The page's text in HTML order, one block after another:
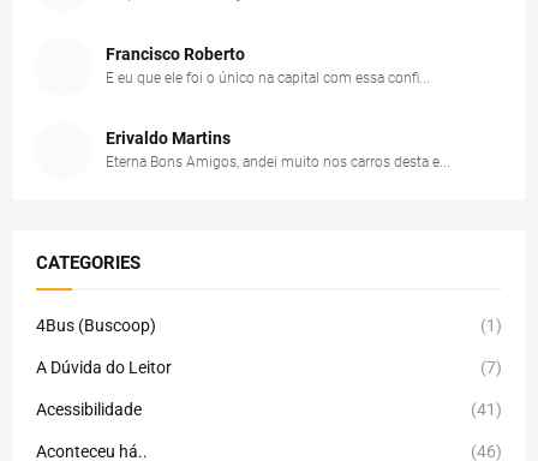
Francisco Roberto
E eu que ele foi o único na capital com essa confi...
Erivaldo Martins
Eterna Bons Amigos, andei muito nos carros desta e...
CATEGORIES
4Bus (Buscoop) (1)
A Dúvida do Leitor (7)
Acessibilidade (41)
Aconteceu há.. (46)